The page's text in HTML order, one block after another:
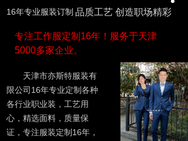
品质工艺 创造职场精彩
16年专业服装订制
专注工作服定制16年！服务于天津
5000多家企业。
天津市亦斯特服装有
限公司16年专业定制各种
各行业职业装，工艺用
心，精选面料，质量保
证，专注服装定制16年，